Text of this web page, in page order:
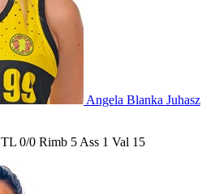
Angela Blanka Juhasz
TL 0/0 Rimb 5 Ass 1 Val 15